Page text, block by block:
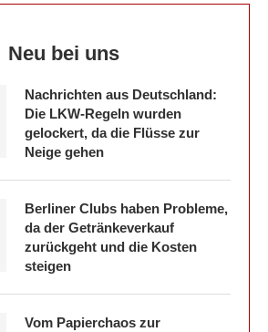
Neu bei uns
Nachrichten aus Deutschland:
Die LKW-Regeln wurden
gelockert, da die Flüsse zur
Neige gehen
Berliner Clubs haben Probleme,
da der Getränkeverkauf
zurückgeht und die Kosten
steigen
Vom Papierchaos zur